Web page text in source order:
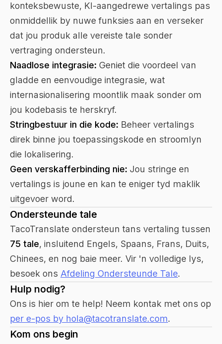
konteksbewuste, KI-aangedrewe vertalings pas
onmiddellik by nuwe funksies aan en verseker
dat jou produk alle vereiste tale sonder
vertraging ondersteun.
Naadlose integrasie: Geniet die voordeel van
gladde en eenvoudige integrasie, wat
internasionalisering moontlik maak sonder om
jou kodebasis te herskryf.
Stringbestuur in die kode: Beheer vertalings
direk binne jou toepassingskode en stroomlyn
die lokalisering.
Geen verskafferbinding nie: Jou stringe en
vertalings is joune en kan te eniger tyd maklik
uitgevoer word.
Ondersteunde tale
TacoTranslate ondersteun tans vertaling tussen
75 tale, insluitend Engels, Spaans, Frans, Duits,
Chinees, en nog baie meer. Vir 'n volledige lys,
besoek ons Afdeling Ondersteunde Tale.
Hulp nodig?
Ons is hier om te help! Neem kontak met ons op
per e-pos by hola@tacotranslate.com.
Kom ons begin